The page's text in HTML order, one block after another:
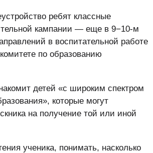
ребят классные
кампании — еще в 9−10-м
в воспитательной работе
по образованию
детей «с широким спектром
которые могут
на получение той или иной
ученика, понимать, насколько